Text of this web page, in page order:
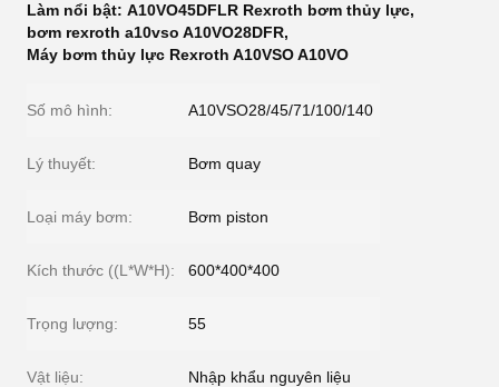
Làm nổi bật: A10VO45DFLR Rexroth bơm thủy lực,
bơm rexroth a10vso A10VO28DFR,
Máy bơm thủy lực Rexroth A10VSO A10VO
Số mô hình: A10VSO28/45/71/100/140
Lý thuyết: Bơm quay
Loại máy bơm: Bơm piston
Kích thước ((L*W*H): 600*400*400
Trọng lượng: 55
Vật liệu: Nhập khẩu nguyên liệu